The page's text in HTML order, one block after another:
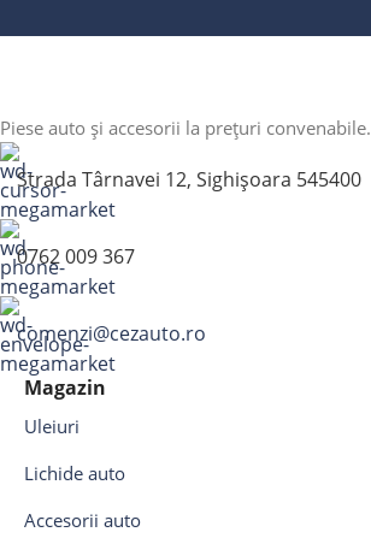
Piese auto și accesorii la prețuri convenabile.
Strada Târnavei 12, Sighișoara 545400
0762 009 367
comenzi@cezauto.ro
Magazin
Uleiuri
Lichide auto
Accesorii auto